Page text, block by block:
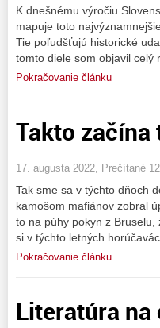
K dnešnému výročiu
mapuje toto
Tie poľudšťujú historické
tomto diele som objavil
Pokračovanie článku
Takto
17. augusta 2022, Prečítané
Tak sme sa v týchto dňoch
kamošom mafiánov zobral
to na púhy pokyn z Bruselu,
si v týchto letných
Pokračovanie článku
Literatúra na